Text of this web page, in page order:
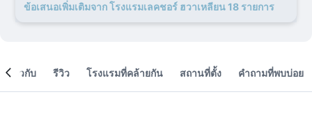
ข้อเสนอเพิ่มเติมจาก โรงแรมเลคชอร์ ฮวาเหลียน 18 รายการ
เกี่ยวกับ รีวิว โรงแรมที่คล้ายกัน สถานที่ตั้ง คำถามที่พบบ่อย